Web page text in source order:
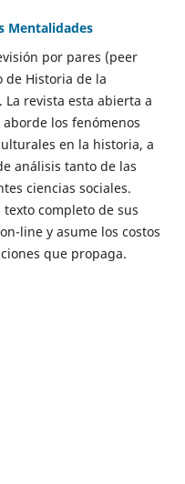
Mentalidades
por pares (peer
de Historia de la
revista esta abierta a
los fenómenos
en la historia, a
análisis tanto de las
ciencias sociales.
completo de sus
line y asume los costos
que propaga.